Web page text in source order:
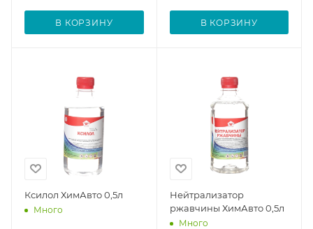
В КОРЗИНУ В КОРЗИНУ
Ксилол ХимАвто 0,5л
Много
Нейтрализатор
ржавчины ХимАвто 0,5л
Много